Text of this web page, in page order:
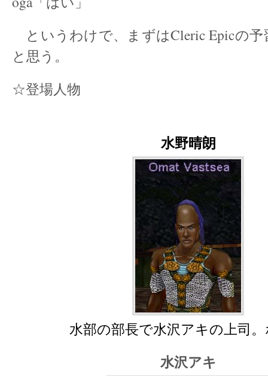
というわけで、まずはCleric Epicの
と思う。
☆登場人物
水野晴朗
水部の部長で水沢アキの上司
水沢アキ